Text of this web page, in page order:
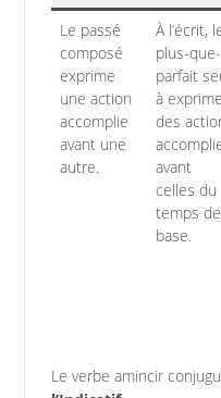
Le passé
composé
exprime
une action
accomplie
avant une
autre.
À l’écrit,
plus-que-
parfait
à
des
avant
celles du
temps de
base.
Le verbe amincir